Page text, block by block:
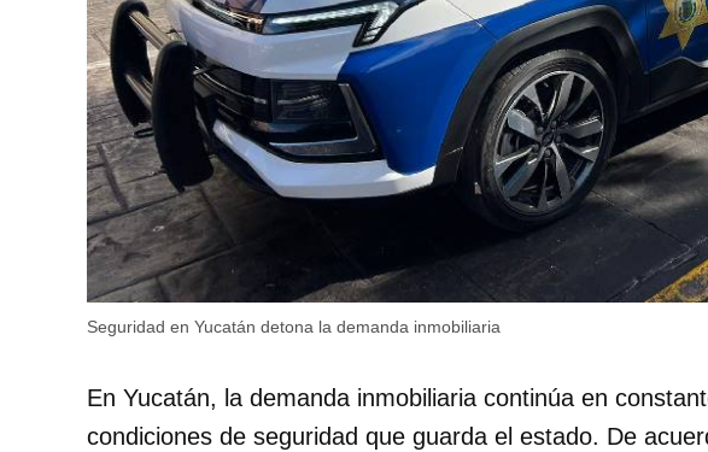
Seguridad en Yucatán detona la demanda inmobiliaria
En Yucatán, la demanda inmobiliaria continúa en
condiciones de seguridad que guarda el estado. De